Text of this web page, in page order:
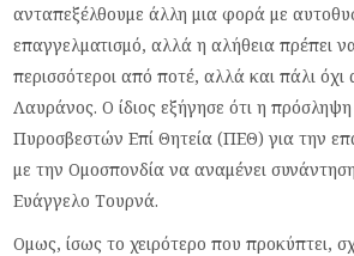
ανταπεξέλθουμε άλλη μια φορά με
επαγγελματισμό, αλλά η αλήθεια πρέπει
περισσότεροι από ποτέ, αλλά και πάλι όχι
Λαυράνος. Ο ίδιος εξήγησε ότι η
Πυροσβεστών Επί Θητεία (ΠΕΘ) για την
με την Ομοσπονδία να αναμένει
Ευάγγελο Τουρνά.
Ομως, ίσως το χειρότερο που προκύπτει,